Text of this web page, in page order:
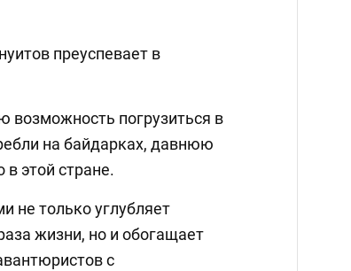
преуспевает в
возможность погрузиться в
на байдарках, давнюю
этой стране.
не только углубляет
жизни, но и обогащает
с